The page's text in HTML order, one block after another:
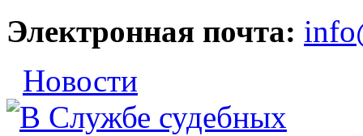
Электронная почта:
Новости